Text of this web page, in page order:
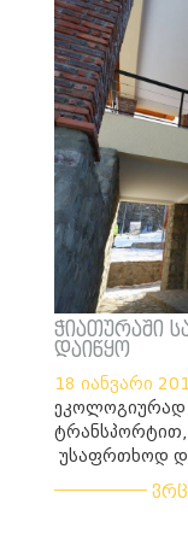
ჭიათურაში
დაიწყო
18 იანვარი
ეკოლოგიურად
ტრანსპორტით,
უსაფრთხოდ